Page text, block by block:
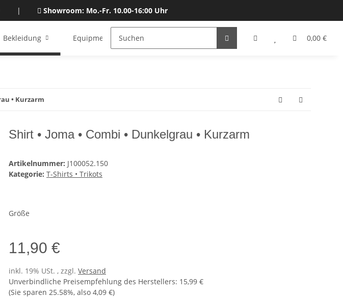
| Showroom: Mo.-Fr. 10.00-16:00 Uhr
0,00 €
Bekleidung Equipment Bälle Gutscheine
Katalog & Größen
• Kurzarm
Shirt • Joma • Combi • Dunkelgrau • Kurzarm
Artikelnummer: J100052.150
Kategorie: T-Shirts • Trikots
Größe
11,90 €
inkl. 19% USt. , zzgl. Versand
Unverbindliche Preisempfehlung des Herstellers: 15,99 €
(Sie sparen 25.58%, also 4,09 €)